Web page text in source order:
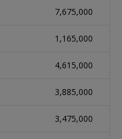
7,675,000
1,165,000
4,615,000
3,885,000
3,475,000